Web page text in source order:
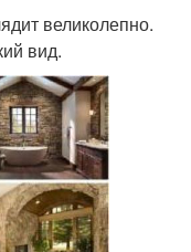
великолепно.
вид.